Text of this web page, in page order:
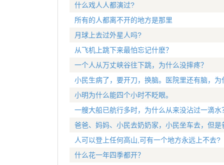
什么戏人人都演过?
所有的人都离不开的地方是那里
月球上去过外星人吗?
从飞机上跳下来最怕忘记什麽？
一个人从万丈峡谷往下跳，为什么没摔疼？
小民生病了，要开刀，换脑。医院里还有脑，为
小明为什么能四个小时不眨眼。
一艘大船已航行多时，为什么从来没沾过一滴水
爸爸、妈妈、小民去奶奶家，小民坐车去，但
人可以登上任何高山,可有一个地方永远上不去?
什么花一年四季都开？